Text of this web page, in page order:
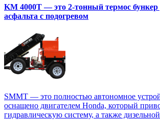
KM 4000T — это 2-тонный термос бункер
асфальта с подогревом
SMMT — это полностью автономное
оснащено двигателем Honda, который
гидравлическую систему, а также